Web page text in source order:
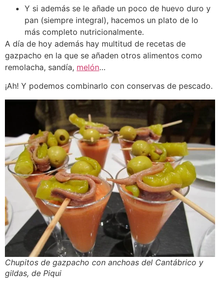
Y si además se le añade un poco de huevo duro y
pan (siempre integral), hacemos un plato de lo
más completo nutricionalmente.
A día de hoy además hay multitud de recetas de
gazpacho en la que se añaden otros alimentos como
remolacha, sandía, melón…
¡Ah! Y podemos combinarlo con conservas de pescado.
Chupitos de gazpacho con anchoas del Cantábrico y
gildas, de Piqui